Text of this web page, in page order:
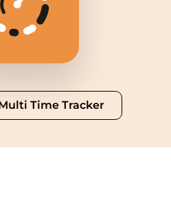
Time Tracker